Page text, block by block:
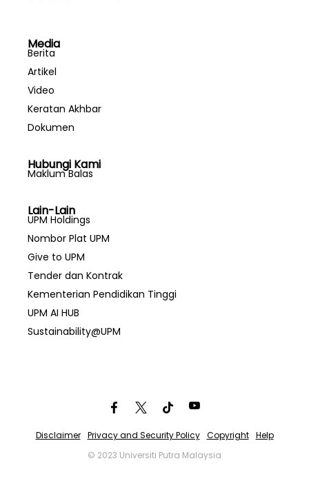
Media
Berita
Artikel
Video
Keratan Akhbar
Dokumen
Hubungi Kami
Maklum Balas
Lain-Lain
UPM Holdings
Nombor Plat UPM
Give to UPM
Tender dan Kontrak
Kementerian Pendidikan Tinggi
UPM AI HUB
Sustainability@UPM
Disclaimer Privacy and Security Policy Copyright
Help
© 2023 Universiti Putra Malaysia